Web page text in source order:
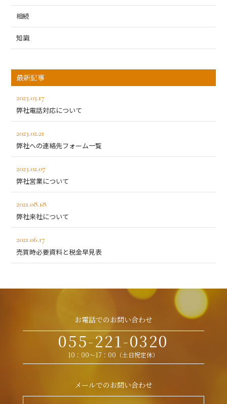
相続
知識
最新記事
2023.03.17
弊社電話対応について
2023.02.21
弊社への連絡先フォーム一覧
2023.02.07
弊社営業について
2021.08.18
弊社来社について
2021.06.17
売買時必要資料と税金早見表
お電話でのお問い合わせ
055-221-0320
10：00～17：00（土日祝定休）
メールでのお問い合わせ